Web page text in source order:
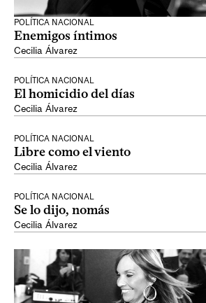
POLÍTICA NACIONAL
Enemigos íntimos
Cecilia Álvarez
POLÍTICA NACIONAL
El homicidio del días
Cecilia Álvarez
POLÍTICA NACIONAL
Libre como el viento
Cecilia Álvarez
POLÍTICA NACIONAL
Se lo dijo, nomás
Cecilia Álvarez